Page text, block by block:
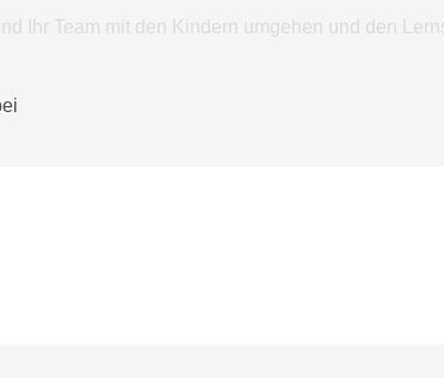
Ihr Team mit den Kindern umgehen und den